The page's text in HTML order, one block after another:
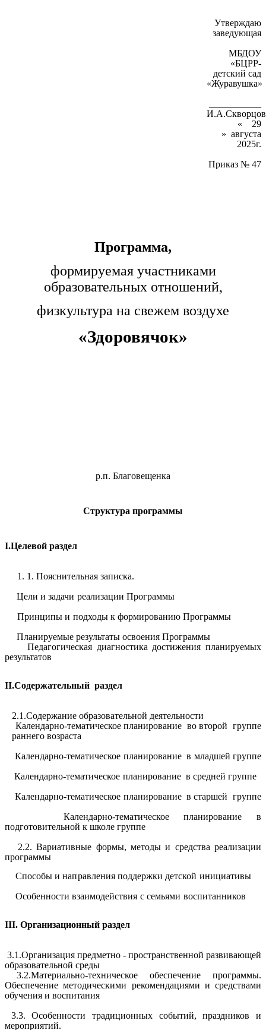
Утверждаю
заведующая
МБДОУ
«БЦРР-
детский сад
«Журавушка»
« 29
» августа
2025г.
Приказ № 47
Программа,
формируемая участниками
образовательных отношений,
физкультура на свежем воздухе
«Здоровячок»
р.п. Благовещенка
Структура программы
I.Целевой раздел
1. 1. Пояснительная записка.
Цели и задачи реализации Программы
Принципы и подходы к формированию Программы
Планируемые результаты освоения Программы
Педагогическая диагностика достижения планируемых
результатов
II.Содержательный раздел
2.1.Содержание образовательной деятельности
Календарно-тематическое планирование во второй группе
раннего возраста
Календарно-тематическое планирование в младшей группе
Календарно-тематическое планирование в средней группе
Календарно-тематическое планирование в старшей группе
Календарно-тематическое планирование в
подготовительной к школе группе
2.2. Вариативные формы, методы и средства реализации
программы
Способы и направления поддержки детской инициативы
Особенности взаимодействия с семьями воспитанников
III. Организационный раздел
3.1.Организация предметно - пространственной развивающей
образовательной среды
3.2.Материально-техническое обеспечение программы.
Обеспечение методическими рекомендациями и средствами
обучения и воспитания
3.3. Особенности традиционных событий, праздников и
мероприятий.